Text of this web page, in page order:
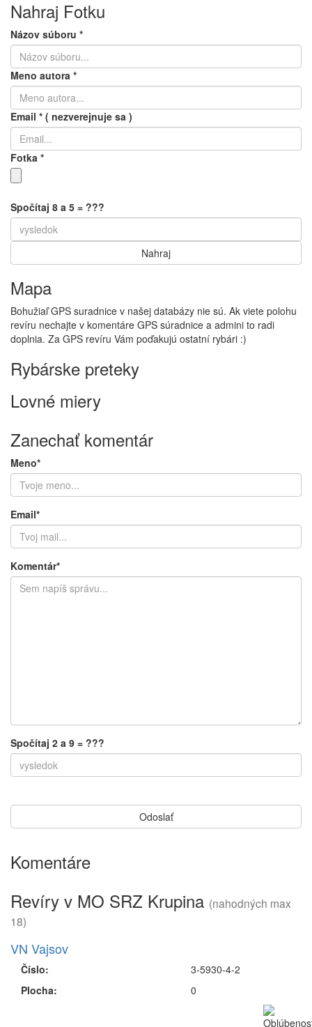
Nahraj Fotku
Názov súboru *
Meno autora *
Email * ( nezverejnuje sa )
Fotka *
Spočítaj 8 a 5 = ???
Mapa
Bohužiaľ GPS suradnice v našej databázy nie sú. Ak viete polohu
revíru nechajte v komentáre GPS súradnice a admini to radi
doplnia. Za GPS revíru Vám poďakujú ostatní rybári :)
Rybárske preteky
Lovné miery
Zanechať komentár
Meno*
Email*
Komentár*
Spočítaj 2 a 9 = ???
Komentáre
Revíry v MO SRZ Krupina (nahodných max
18)
VN Vajsov
Číslo:
Plocha:
3-5930-4-2
0